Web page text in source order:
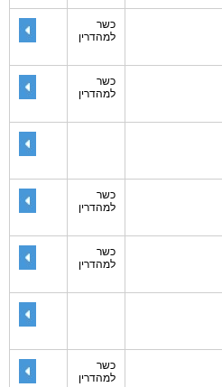
כשר
למהדרין
כשר
למהדרין
כשר
למהדרין
כשר
למהדרין
כשר
למהדרין